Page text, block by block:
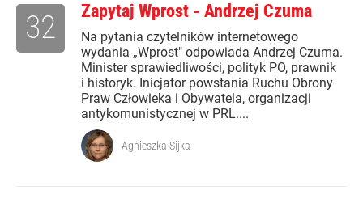
Zapytaj Wprost - Andrzej Czuma
Na pytania czytelników internetowego
wydania „Wprost" odpowiada Andrzej Czuma.
Minister sprawiedliwości, polityk PO, prawnik
i historyk. Inicjator powstania Ruchu Obrony
Praw Człowieka i Obywatela, organizacji
antykomunistycznej w PRL....
32
Agnieszka Sijka